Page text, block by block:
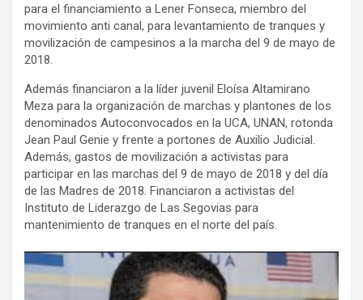
para el financiamiento a Lener Fonseca, miembro del
movimiento anti canal, para levantamiento de tranques y
movilización de campesinos a la marcha del 9 de mayo de
2018.
Además financiaron a la líder juvenil Eloísa Altamirano
Meza para la organización de marchas y plantones de los
denominados Autoconvocados en la UCA, UNAN, rotonda
Jean Paul Genie y frente a portones de Auxilio Judicial.
Además, gastos de movilización a activistas para
participar en las marchas del 9 de mayo de 2018 y del día
de las Madres de 2018. Financiaron a activistas del
Instituto de Liderazgo de Las Segovias para
mantenimiento de tranques en el norte del país.